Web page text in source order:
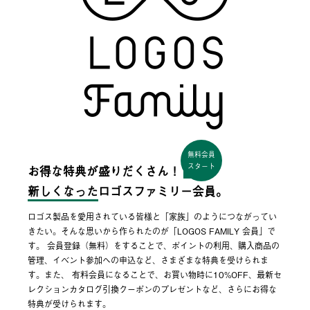
お得な特典が盛りだくさん！
無料会員
スタート
新しくなった ロゴスファミリー会員。
ロゴス製品を愛用されている皆様と「家族」のようにつながってい
きたい。そんな思いから作られたのが「LOGOS FAMILY 会員」で
す。 会員登録（無料）をすることで、ポイントの利用、購入商品の
管理、イベント参加への申込など、さまざまな特典を受けられま
す。また、 有料会員になることで、お買い物時に10%OFF、最新セ
レクションカタログ引換クーポンのプレゼントなど、さらにお得な
特典が受けられます。